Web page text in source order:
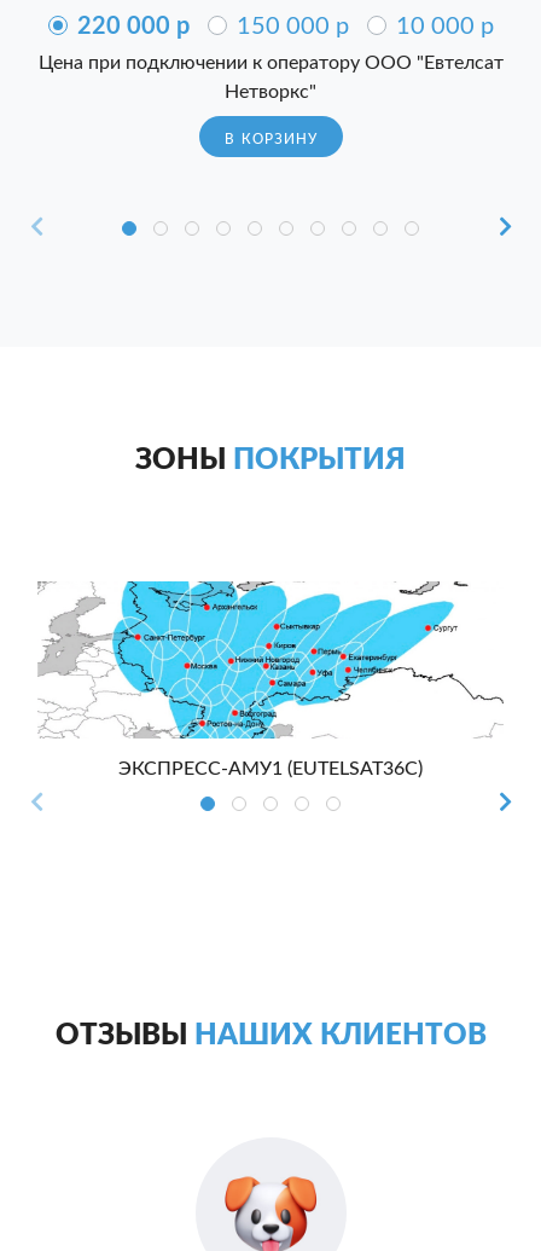
220 000 p 150 000 p 10 000 p
Цена при подключении к оператору ООО "Евтелсат
Нетворкс"
В КОРЗИНУ
ЗОНЫ ПОКРЫТИЯ
ЭКСПРЕСС-АМУ1 (EUTELSAT36C)
ОТЗЫВЫ НАШИХ КЛИЕНТОВ